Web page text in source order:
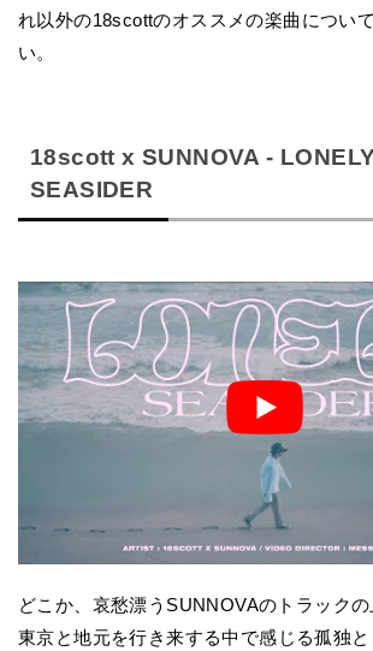
れ以外の18scottのオススメの楽曲につい
い。
18scott x SUNNOVA - LONELY
SEASIDER
どこか、哀愁漂うSUNNOVAのトラック
東京と地元を行き来する中で感じる孤独